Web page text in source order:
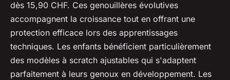
dès 15,90 CHF. Ces genouillères évolutives
accompagnent la croissance tout en offrant une
protection efficace lors des apprentissages
techniques. Les enfants bénéficient particulièrement
des modèles à scratch ajustables qui s'adaptent
parfaitement à leurs genoux en développement. Les